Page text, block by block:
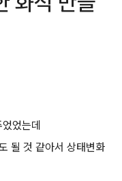
었는데
될 것 같아서 상태변화